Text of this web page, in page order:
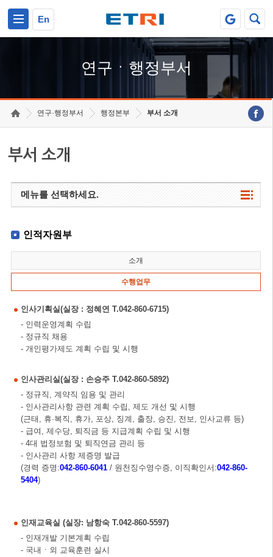
En
연구ㆍ행정부서
연구·행정부서 행정본부 부서 소개
부서 소개
메뉴를 선택하세요.
인적자원부
소개
수행업무
인사기획실(실장 : 정혜연 T.042-860-6715)
- 인력운영계획 수립
- 정규직 채용
- 개인평가제도 계획 수립 및 시행
인사관리실(실장 : 손승주 T.042-860-5892)
- 정규직, 계약직 임용 및 관리
- 인사관리사항 관련 계획 수립, 제도 개선 및 시행
(근태, 휴·복직, 휴가, 포상, 징계, 출장, 승진, 전보, 인사교류 등)
- 급여, 제수당, 퇴직금 등 지급계획 수립 및 시행
- 4대 법정보험 및 퇴직연금 관리 등
- 인사관리 사항 제증명 발급
(경력 증명:042-860-6041/ 원천징수영수증, 이직확인서:042-860-
5404)
인재교육실 (실장: 남항숙 T.042-860-5597)
- 인재개발 기본계획 수립
- 국내ㆍ외 교육훈련 실시